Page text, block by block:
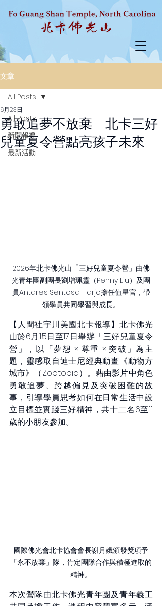
文章
All Posts
新聞報導
最新活動
All Posts
勇敢追夢不放棄 北卡三好
兒童夏令營點亮孩子未來
6月23日
2026年北卡佛光山「三好兒童夏令營」由佛
光青年團副團長劉增珮靈（Penny Liu）及團
員Antares Sentosa Harjo擔任值星官，帶
領學員共同學習與成長。
【人間社宇川美國北卡報導】北卡佛光
山於6月15日至17日舉辦「三好兒童夏令
營」，以「夢想 × 尊重 × 突破」為主
題，靈感取自迪士尼經典動畫《動物方
城市》（Zootopia）。藉由影片中角色
勇敢追夢、跨越偏見及突破困難的故
事，引導學員思考如何在日常生活中設
立目標並實踐三好精神，共十二名6至11
歲的小朋友參加。
國際佛光會北卡協會會長謝月娥頒發獎項予
「永不放棄」隊，肯定團隊合作與積極進取的
精神。
本次營隊由北卡佛光青年團及青年義工